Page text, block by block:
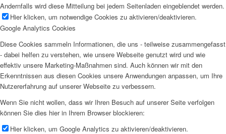
Andernfalls wird diese Mitteilung bei jedem Seitenladen eingeblendet werden.
Hier klicken, um notwendige Cookies zu aktivieren/deaktivieren.
Google Analytics Cookies
Diese Cookies sammeln Informationen, die uns - teilweise zusammengefasst
- dabei helfen zu verstehen, wie unsere Webseite genutzt wird und wie
effektiv unsere Marketing-Maßnahmen sind. Auch können wir mit den
Erkenntnissen aus diesen Cookies unsere Anwendungen anpassen, um Ihre
Nutzererfahrung auf unserer Webseite zu verbessern.
Wenn Sie nicht wollen, dass wir Ihren Besuch auf unserer Seite verfolgen
können Sie dies hier in Ihrem Browser blockieren:
Hier klicken, um Google Analytics zu aktivieren/deaktivieren.